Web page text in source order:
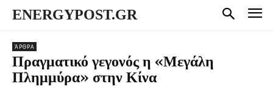
ENERGYPOST.GR
ΆΡΘΡΑ
Πραγματικό γεγονός η «Μεγάλη
Πλημμύρα» στην Κίνα